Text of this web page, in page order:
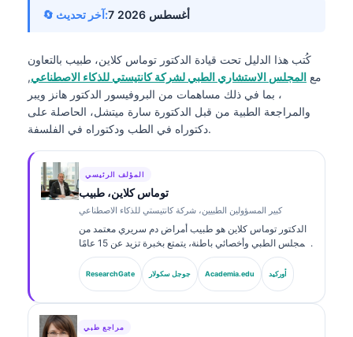
🔄 آخر تحديث: 7 أغسطس 2026
كُتب هذا الدليل تحت قيادة الدكتور توماس كلاين، طبيب بالتعاون
مع المجلس الاستشاري الطبي لشركة كانتيستي للذكاء الاصطناعي,
، بما في ذلك مساهمات من البروفيسور الدكتور هانز ويبر
والمراجعة الطبية من قبل الدكتورة سارة ميتشل، الحاصلة على
دكتوراه في الطب ودكتوراه في الفلسفة.
المؤلف الرئيسي
توماس كلاين، طبيب
كبير المسؤولين الطبيين، شركة كانتيستي للذكاء الاصطناعي
الدكتور توماس كلاين هو طبيب أمراض دم سريري معتمد من
المجلس الطبي وأخصائي باطنة، يتمتع بخبرة تزيد عن 15 عامًا
في طب المختبرات والتحليل السريري المدعوم بالذكاء
الاصطناعي. بصفته كبير مسؤولي الشؤون الطبية في
Kantesti AI، يوفّر إشرافًا سريريًا على دقة المعلومات الطبية
ResearchGate جوجل سكولار Academia.edu أوركيد
مراجع طبي